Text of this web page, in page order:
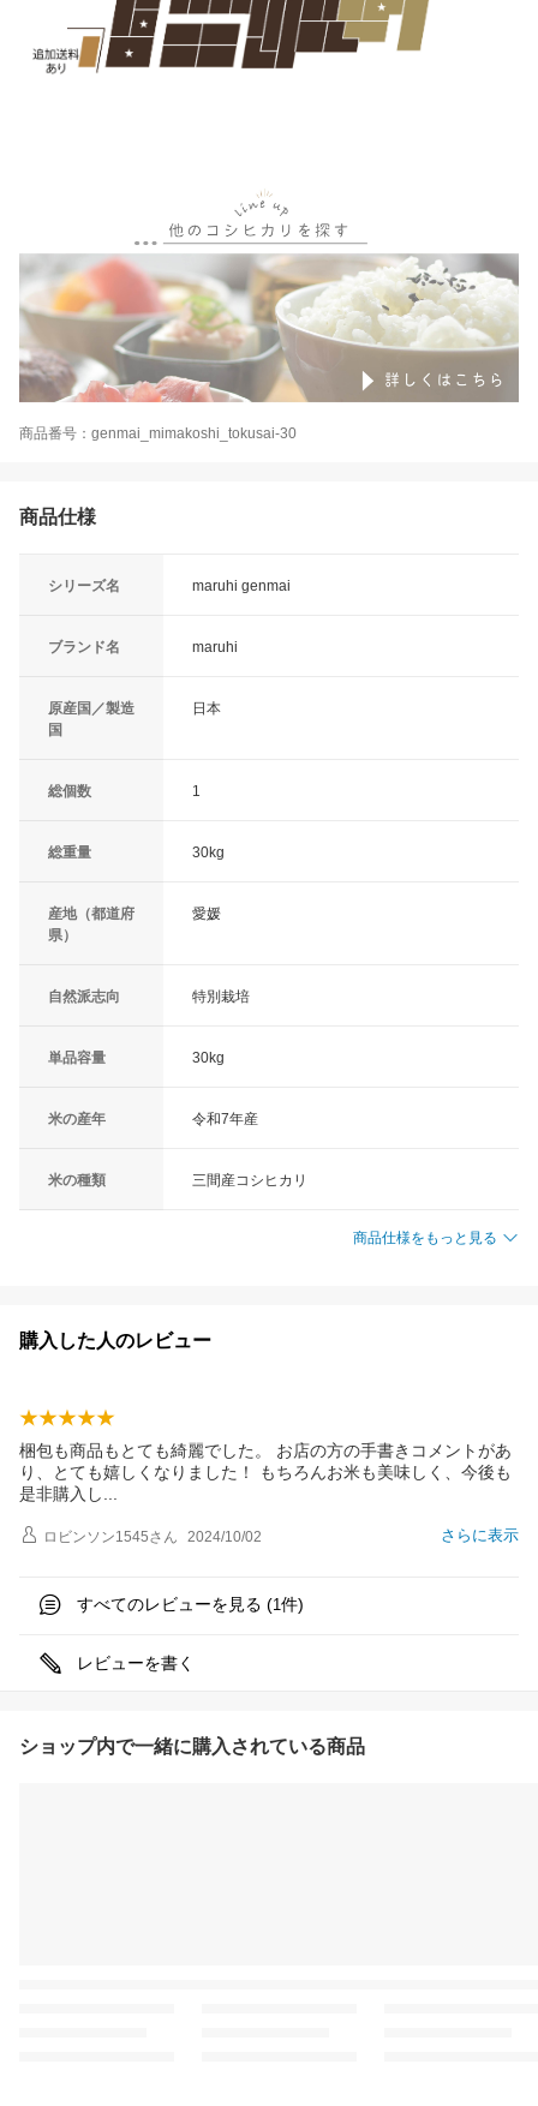
商品番号：genmai_mimakoshi_tokusai-30
商品仕様
シリーズ名 maruhi genmai
ブランド名 maruhi
原産国／製造
国
日本
総個数 1
総重量 30kg
産地（都道府
県）
愛媛
自然派志向 特別栽培
単品容量 30kg
米の産年 令和7年産
米の種類 三間産コシヒカリ
商品仕様をもっと見る
購入した人のレビュー
梱包も商品もとても綺麗でした。 お店の方の手書きコメントがあ
り、とても嬉しくなりました！ もちろんお米も美味しく、今後も
是非購入 し
さらに表示
ロビンソン1545さん 2024/10/02
すべてのレビューを見る (1件)
レビューを書く
ショップ内で一緒に購入されている商品